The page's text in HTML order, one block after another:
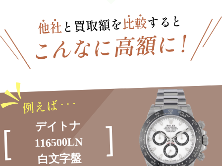
デイトナ
116500LN
白文字盤